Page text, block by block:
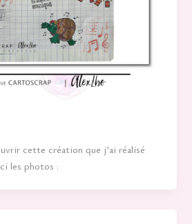
cette création que j’ai réalisé
les photos :